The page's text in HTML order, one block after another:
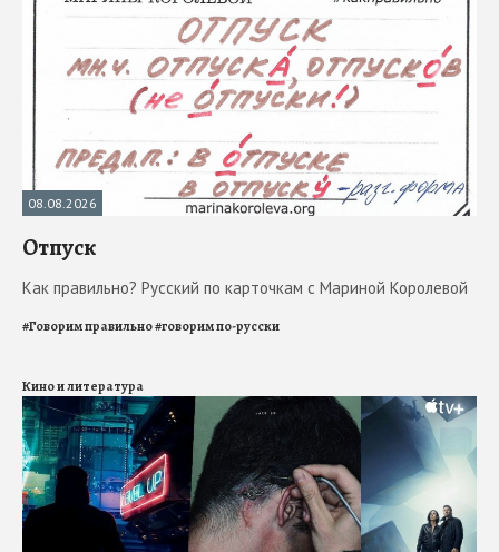
08.08.2026
Отпуск
Как правильно? Русский по карточкам с Мариной Королевой
#Говорим правильно#говорим по-русски
Кино и литература